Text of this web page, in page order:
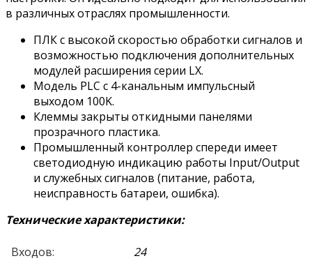
в различных отраслях промышленности.
ПЛК с высокой скоростью обработки сигналов и
возможностью подключения дополнительных
модулей расширения серии LX.
Модель PLC с 4-канальным импульсный
выходом 100K.
Клеммы закрыты откидными панелями
прозрачного пластика.
Промышленный контроллер спереди имеет
светодиодную индикацию работы Input/Output
и служебных сигналов (питание, работа,
неисправность батареи, ошибка).
Технические характеристики:
Входов:
24